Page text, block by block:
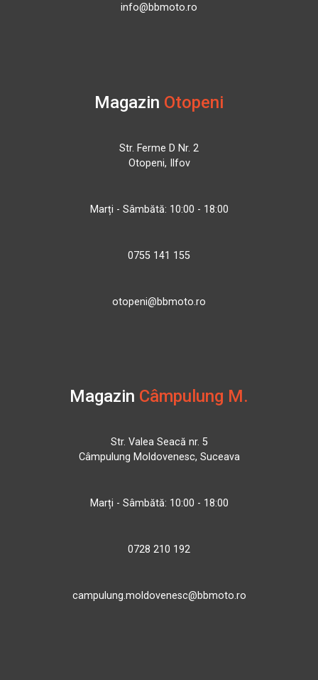
info@bbmoto.ro
Magazin Otopeni
Str. Ferme D Nr. 2
Otopeni, Ilfov
Marți - Sâmbătă: 10:00 - 18:00
0755 141 155
otopeni@bbmoto.ro
Magazin Câmpulung M.
Str. Valea Seacă nr. 5
Câmpulung Moldovenesc, Suceava
Marți - Sâmbătă: 10:00 - 18:00
0728 210 192
campulung.moldovenesc@bbmoto.ro